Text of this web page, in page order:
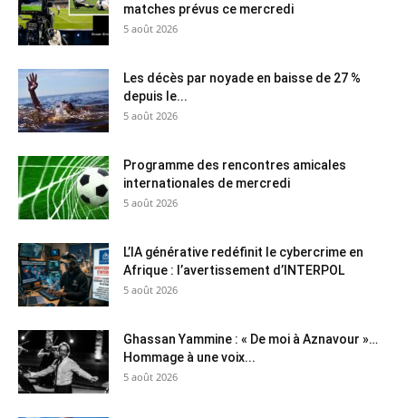
matches prévus ce mercredi
5 août 2026
Les décès par noyade en baisse de 27 %
depuis le...
5 août 2026
Programme des rencontres amicales
internationales de mercredi
5 août 2026
L’IA générative redéfinit le cybercrime en
Afrique : l’avertissement d’INTERPOL
5 août 2026
Ghassan Yammine : « De moi à Aznavour »…
Hommage à une voix...
5 août 2026